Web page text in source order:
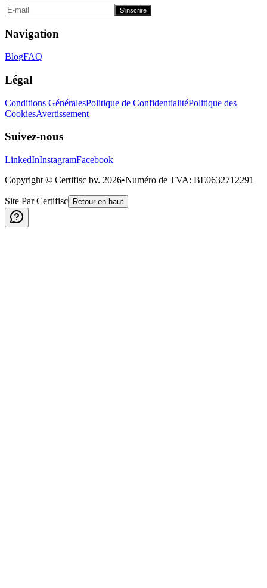
S'inscrire
Navigation
BlogFAQ
Légal
Conditions GénéralesPolitique de ConfidentialitéPolitique des
CookiesAvertissement
Suivez-nous
LinkedInInstagramFacebook
Copyright © Certifisc bv. 2026•Numéro de TVA: BE0632712291
Site Par Certifisc Retour en haut